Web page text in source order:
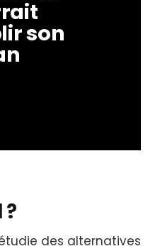
son
des alternatives